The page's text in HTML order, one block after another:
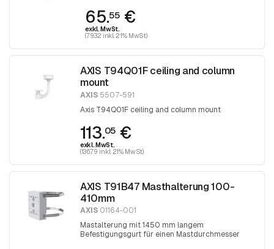
65.55 €
exkl. MwSt.
(79.32 inkl. 21% MwSt)
AXIS T94Q01F ceiling and column
mount
AXIS 5507-591
Axis T94Q01F ceiling and column mount
113.05 €
exkl. MwSt.
(136.79 inkl. 21% MwSt)
AXIS T91B47 Masthalterung 100-
410mm
AXIS 01164-001
Mastalterung mit 1450 mm langem
Befestigungsgurt für einen Mastdurchmesser